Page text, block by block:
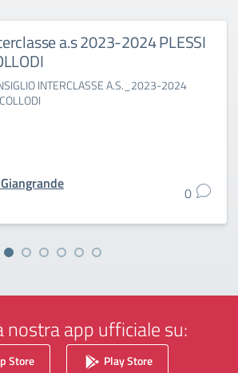
a.s 2023-2024 PLESSI
INTERCLASSE A.S._2023-2024
0
nostra app ufficiale su:
Store Play Store